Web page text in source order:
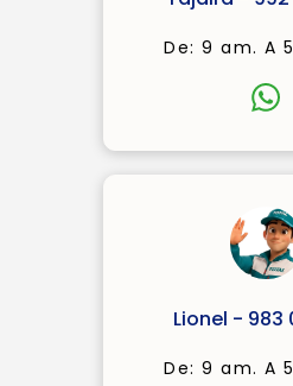
De: 9 am. A
Lionel - 983
De: 9 am. A